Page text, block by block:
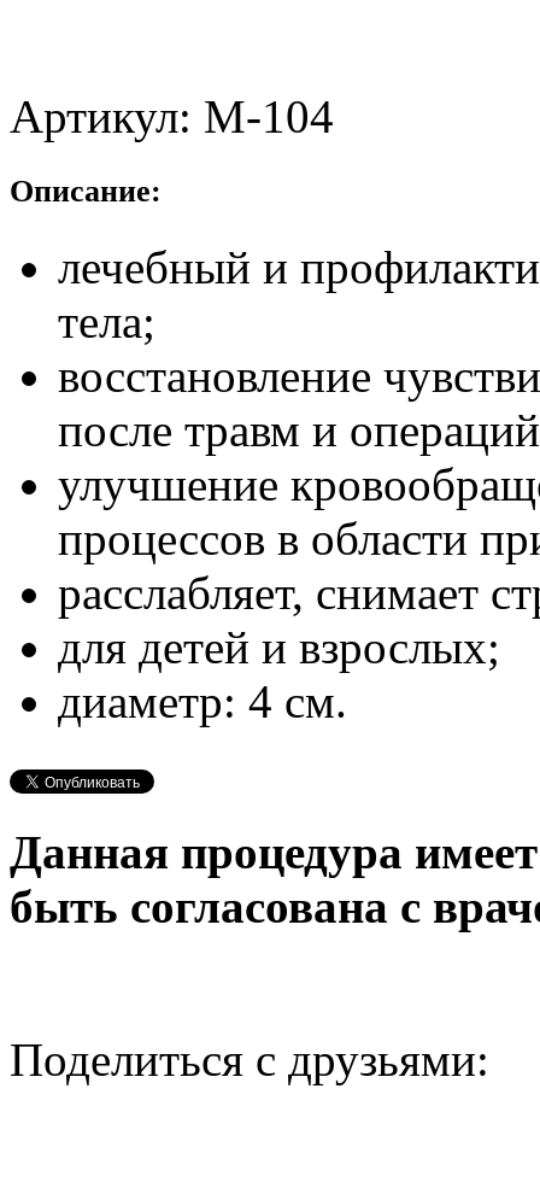
Артикул: М-104
Описание:
лечебный и
тела;
восстановление
после травм и
улучшение
процессов в области
расслабляет, снимает
для детей и взрослых;
диаметр: 4 см.
Данная процедура
быть согласована с
Поделиться с друзьями: